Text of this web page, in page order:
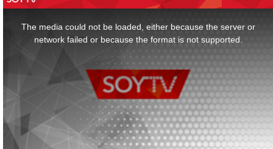
The media could not be loaded, either because the server or
network failed or because the format is not supported.